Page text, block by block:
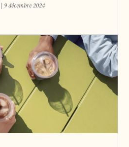
9 décembre 2024